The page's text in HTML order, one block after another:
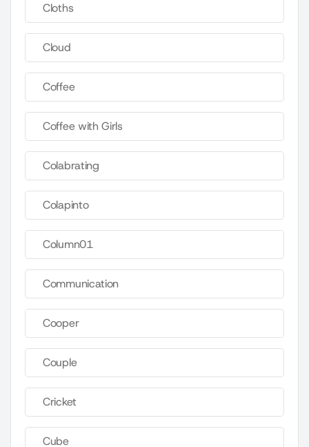
Cloths
Cloud
Coffee
Coffee with Girls
Colabrating
Colapinto
Column01
Communication
Cooper
Couple
Cricket
Cube